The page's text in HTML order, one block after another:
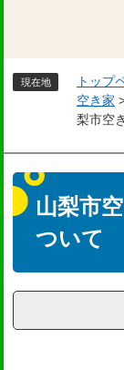
現在地 トップ
空き家
梨市空
本
山梨市
ついて